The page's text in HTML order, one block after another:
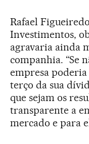
Rafael
Investimentos,
agravaria ainda
companhia. “Se
empresa
terço da sua
que sejam os
transparente a
mercado e para